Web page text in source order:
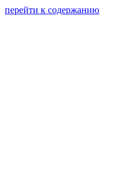
перейти к содержанию